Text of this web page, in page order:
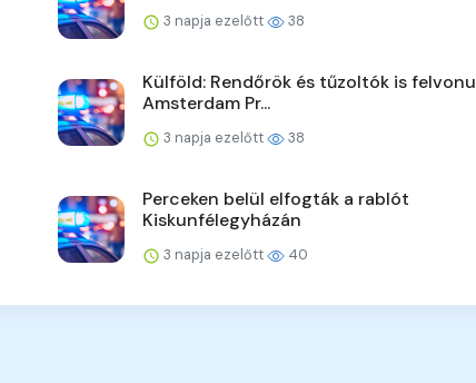
3 napja ezelőtt 38
Külföld: Rendőrök és tűzoltók is
Amsterdam Pr...
3 napja ezelőtt 38
Perceken belül elfogták a rablót
Kiskunfélegyházán
3 napja ezelőtt 40